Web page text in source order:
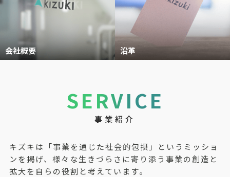
会社概要 沿革
SERVICE
事業紹介
キズキは「事業を通じた社会的包摂」というミッショ
ンを掲げ、様々な生きづらさに寄り添う事業の創造と
拡大を自らの役割と考えています。